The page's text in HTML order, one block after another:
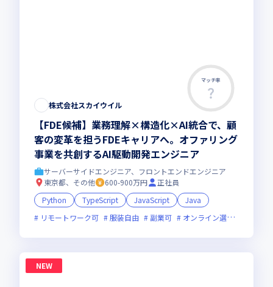
マッチ率
株式会社スカイウイル
【FDE候補】業務理解×構造化×AI統合で、顧
客の変革を担うFDEキャリアへ。オファリング
事業を共創するAI駆動開発エンジニア
サーバーサイドエンジニア、フロントエンドエンジニア
東京都、その他
600-900万円
正社員
Python
TypeScript JavaScript
Java
リモートワーク可
服装自由 副業可 オンライン選考可
NEW